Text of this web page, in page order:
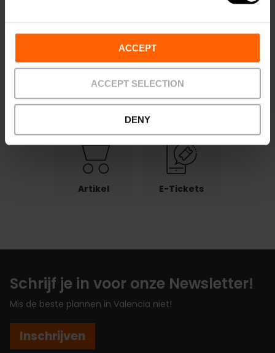
ACCEPT
ACCEPT SELECTION
DENY
Voorwaarden Aanbiedingen FAQs
Artikel E-Tickets
Schrijf je in voor onze Newsletter!
Mis de beste plannen in Valencia niet!
Inschrijven